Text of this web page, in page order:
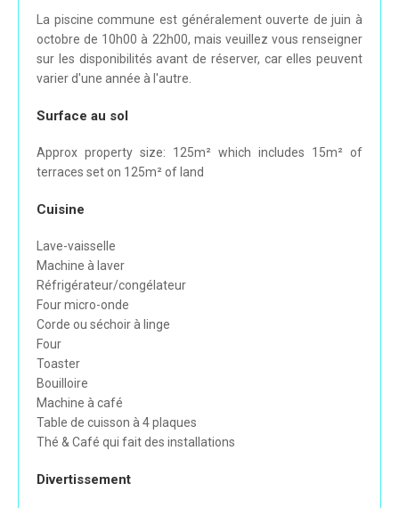
La piscine commune est généralement ouverte de juin à
octobre de 10h00 à 22h00, mais veuillez vous renseigner
sur les disponibilités avant de réserver, car elles peuvent
varier d'une année à l'autre.
Surface au sol
Approx property size: 125m² which includes 15m² of
terraces set on 125m² of land
Cuisine
Lave-vaisselle
Machine à laver
Réfrigérateur/congélateur
Four micro-onde
Corde ou séchoir à linge
Four
Toaster
Bouilloire
Machine à café
Table de cuisson à 4 plaques
Thé & Café qui fait des installations
Divertissement